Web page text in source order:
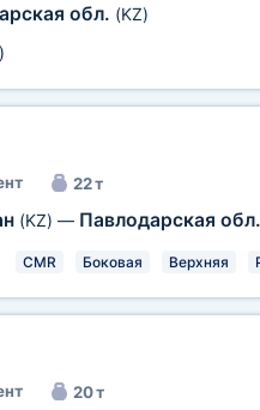
обл. (KZ)
)
22 т
(KZ) — Павлодарская
CMR Боковая Верхняя
20 т